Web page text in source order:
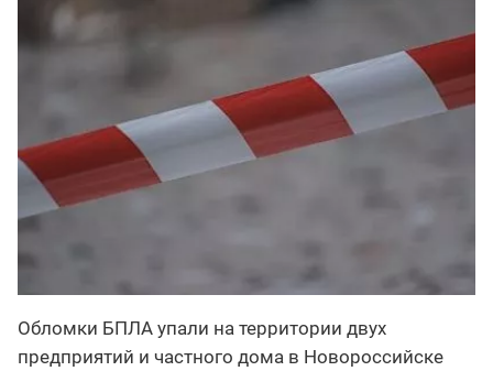
Обломки БПЛА упали на территории двух
предприятий и частного дома в Новороссийске